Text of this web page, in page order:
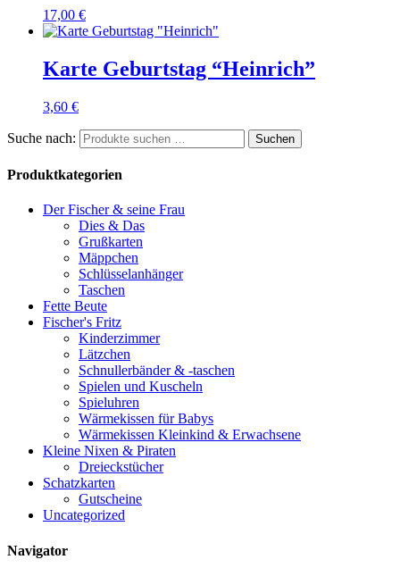
17,00 €
Karte Geburtstag “Heinrich”
3,60 €
Suche nach: Suchen
Produktkategorien
Der Fischer & seine Frau
Dies & Das
Grußkarten
Mäppchen
Schlüsselanhänger
Taschen
Fette Beute
Fischer's Fritz
Kinderzimmer
Lätzchen
Schnullerbänder & -taschen
Spielen und Kuscheln
Spieluhren
Wärmekissen für Babys
Wärmekissen Kleinkind & Erwachsene
Kleine Nixen & Piraten
Dreieckstücher
Schatzkarten
Gutscheine
Uncategorized
Navigator